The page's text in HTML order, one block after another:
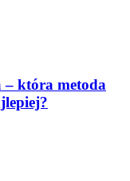
– która metoda